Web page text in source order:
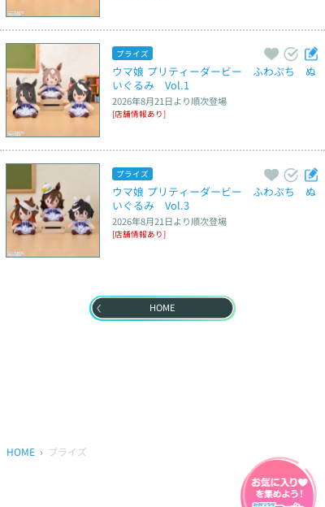
プライズ
ウマ娘 プリティーダービー　ふわぷち　ぬ
いぐるみ　Vol.1
2026年8月21日より順次登場
[店舗情報あり]
プライズ
ウマ娘 プリティーダービー　ふわぷち　ぬ
いぐるみ　Vol.3
2026年8月21日より順次登場
[店舗情報あり]
HOME
HOME プライズ